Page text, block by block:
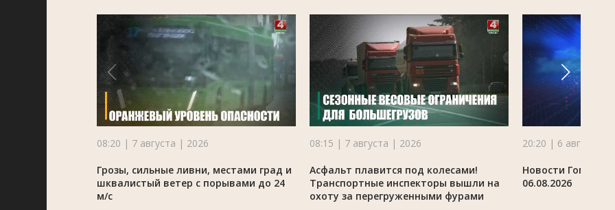
08:20 | 7 августа | 2026
Грозы, сильные ливни, местами град и
шквалистый ветер с порывами до 24
м/с
08:15 | 7 августа | 2026
Асфальт плавится под колесами!
Транспортные инспекторы вышли на
охоту за перегруженными фурами
20:20 | 6 августа |
Новости
06.08.2026